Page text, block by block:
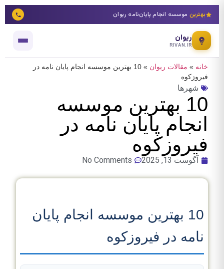
بهترین موسسه انجام پایان‌نامه ریوان
ریوان
RIVAN.IR
خانه » مقالات ریوان »
10 بهترین موسسه انجام پایان نامه در
فیروزکوه
شهرها
10 بهترین موسسه
انجام پایان نامه در
فیروزکوه
آگوست 13, 2025 No Comments
10 بهترین موسسه انجام پایان
نامه در فیروزکوه